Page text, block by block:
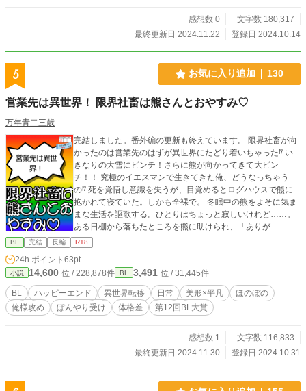
敷で働くよう強制されて……？ 俺様で上から目線、とても皇
子とは思えない素行の悪さに飽き飽きしながらも使用人とし
ベントの態度にだんだんと惹かれていく。 そしてフェイは恋
心を自覚するが、これは明らかに身分違いの恋で―― ※俺様
っています ※毎日0：00に更新です!! ※第１部完結いたしま
感想数 0
文字数 180,317
最終更新日 2024.11.22
登録日 2024.10.14
5 お気に入り追加 130
営業先は異世界！ 限界社畜は熊さんとおやすみ♡
万年青二三歳
完結しました。番外編の更新も終えています。 限界社畜が向
かったのは営業先のはずが異世界にたどり着いちゃった⁉︎ い
きなりの大雪にピンチ！さらに熊が向かってきて大ピン
チ！！ 究極のイエスマンで生きてきた俺、どうなっちゃう
の⁉︎ 死を覚悟し意識を失うが、目覚めるとログハウスで熊に
抱かれて寝ていた。しかも全裸で。 冬眠中の熊をよそに気ま
まな生活を謳歌する。ひとりはちょっと寂しいけれど……。
ある日棚から落ちたところを熊に助けられ、「ありが
と〜〜！！」と言うと、あら不思議、クマはワイルドなイケ
メンに。ただし、頭部だけ。着ぐるみみたいだけど、どうい
うこと？！
BL 完結 長編 R18
24h.ポイント 63pt
小説 14,600 位 / 228,878件 BL 3,491 位 / 31,445件
BL ハッピーエンド 異世界転移 日常 美形×平凡
ほのぼの
俺様攻め
ぼんやり受け 体格差 第12回BL大賞
感想数 1
文字数 116,833
最終更新日 2024.11.30
登録日 2024.10.31